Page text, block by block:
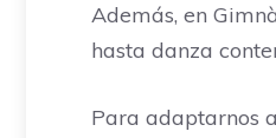
Además, en
hasta danza
Para adaptarnos